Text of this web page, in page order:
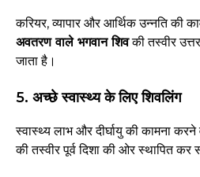
करियर, व्यापार और आर्थिक उन्नति की
अवतरण वाले भगवान शिवकी तस्वीर
जाता है।
5. अच्छे स्वास्थ्य के लिए शिवलिंग
स्वास्थ्य लाभ और दीर्घायु की कामना
की तस्वीर पूर्व दिशा की ओर स्थापित